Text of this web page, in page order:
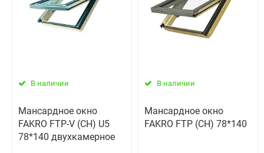
В наличии
Мансардное окно
FAKRO FTP-V (CH) U5
78*140 двухкамерное
В наличии
Мансардное окно
FAKRO FTP (CH) 78*140